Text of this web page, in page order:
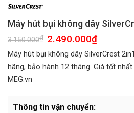
Máy hút bụi không dây
3.150.000₫ Giá
gốc
là:
3.150.000₫.
2.490.000₫Giá
tại
là:
Máy hút bụi không dây SilverCrest
hãng, bảo hành 12 tháng. Giá tốt
MEG.vn
Thông tin vận chuyển: